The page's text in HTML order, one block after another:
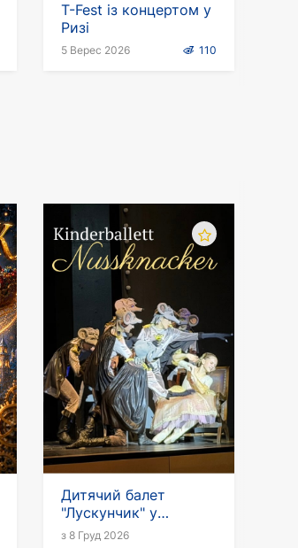
T-Fest із концертом у
Ризі
5 Верес 2026 110
Дитячий балет
"Лускунчик" у
Німеччині
з 8 Груд 2026